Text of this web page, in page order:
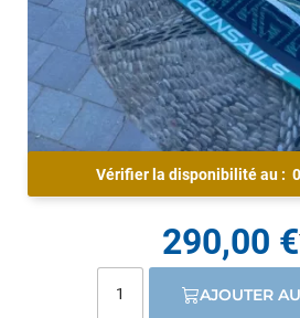
Vérifier la disponibilité au :
290,00 €
AJOUTER